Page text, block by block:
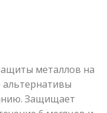
металлов на
альтернативы
Защищает